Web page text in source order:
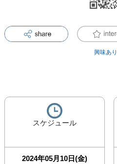
興味あ
スケジュール
2024年05月10日(金)